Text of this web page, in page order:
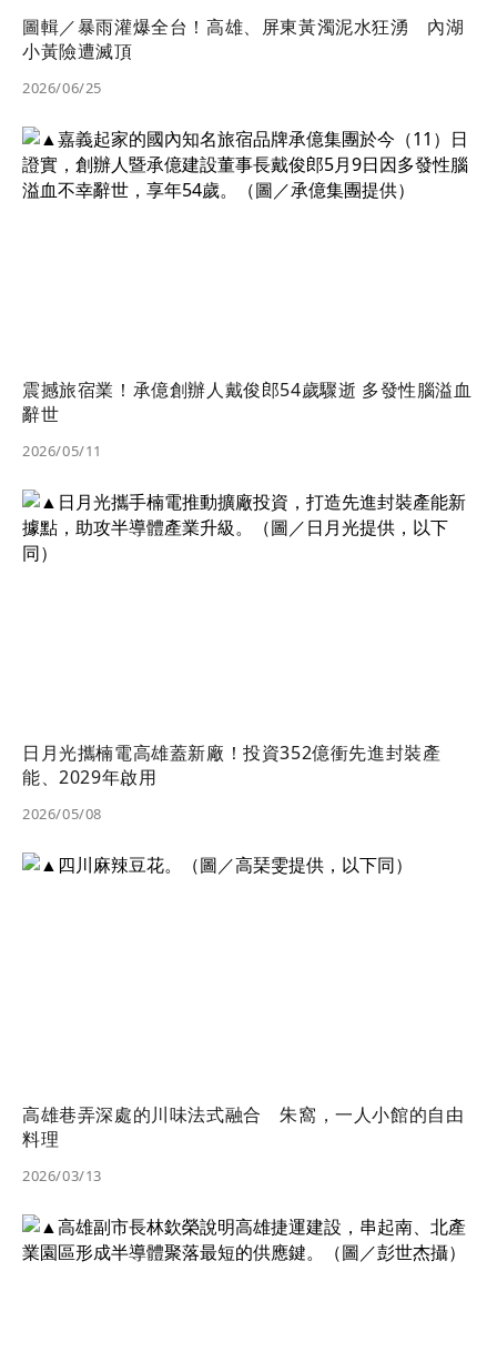
圖輯／暴雨灌爆全台！高雄、屏東黃濁泥水狂湧 內湖
小黃險遭滅頂
2026/06/25
震撼旅宿業！承億創辦人戴俊郎54歲驟逝 多發性腦溢血
辭世
2026/05/11
日月光攜楠電高雄蓋新廠！投資352億衝先進封裝產
能、2029年啟用
2026/05/08
高雄巷弄深處的川味法式融合 朱窩，一人小館的自由
料理
2026/03/13